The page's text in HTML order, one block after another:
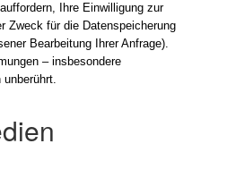
Ihre Einwilligung zur
Zweck für die Datenspeicherung
Bearbeitung Ihrer Anfrage).
– insbesondere